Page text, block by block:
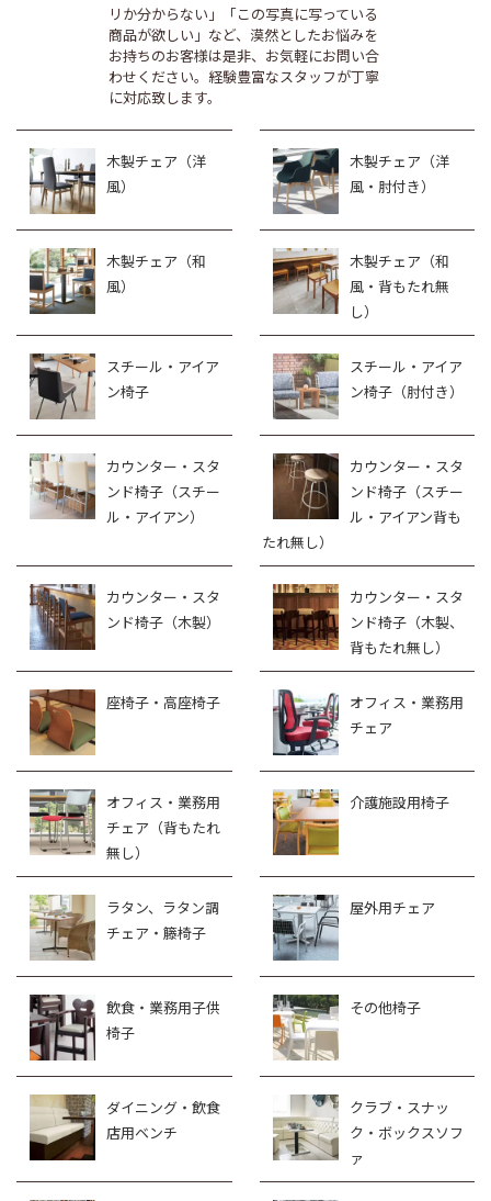
リか分からない」「この写真に写っている
商品が欲しい」など、漠然としたお悩みを
お持ちのお客様は是非、お気軽にお問い合
わせください。経験豊富なスタッフが丁寧
に対応致します。
木製チェア（洋
風）
木製チェア（洋
風・肘付き）
木製チェア（和
風）
木製チェア（和
風・背もたれ無
し）
スチール・アイア
ン椅子
スチール・アイア
ン椅子（肘付き）
カウンター・スタ
ンド椅子（スチー
ル・アイアン）
カウンター・スタ
ンド椅子（スチー
ル・アイアン背も
たれ無し）
カウンター・スタ
ンド椅子（木製）
カウンター・スタ
ンド椅子（木製、
背もたれ無し）
座椅子・高座椅子
オフィス・業務用
チェア
オフィス・業務用
チェア（背もたれ
無し）
介護施設用椅子
ラタン、ラタン調
チェア・籐椅子
屋外用チェア
飲食・業務用子供
椅子
その他椅子
ダイニング・飲食
店用ベンチ
クラブ・スナッ
ク・ボックスソフ
ァ